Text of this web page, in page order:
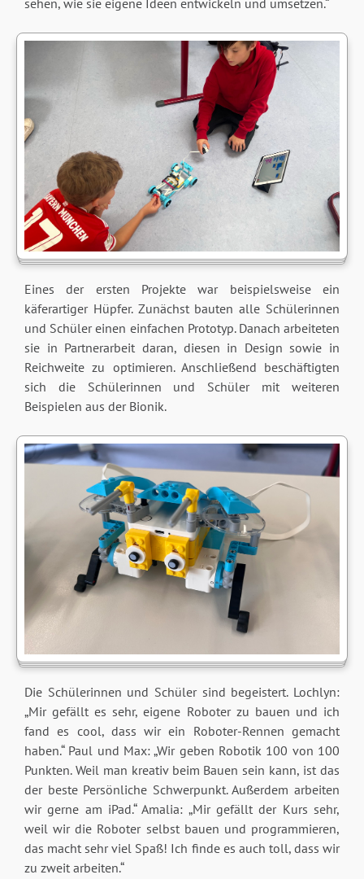
sehen, wie sie eigene Ideen entwickeln und umsetzen.“
Eines der ersten Projekte war beispielsweise ein
käferartiger Hüpfer. Zunächst bauten alle Schülerinnen
und Schüler einen einfachen Prototyp. Danach arbeiteten
sie in Partnerarbeit daran, diesen in Design sowie in
Reichweite zu optimieren. Anschließend beschäftigten
sich die Schülerinnen und Schüler mit weiteren
Beispielen aus der Bionik.
Die Schülerinnen und Schüler sind begeistert. Lochlyn:
„Mir gefällt es sehr, eigene Roboter zu bauen und ich
fand es cool, dass wir ein Roboter-Rennen gemacht
haben.“ Paul und Max: „Wir geben Robotik 100 von 100
Punkten. Weil man kreativ beim Bauen sein kann, ist das
der beste Persönliche Schwerpunkt. Außerdem arbeiten
wir gerne am iPad.“ Amalia: „Mir gefällt der Kurs sehr,
weil wir die Roboter selbst bauen und programmieren,
das macht sehr viel Spaß! Ich finde es auch toll, dass wir
zu zweit arbeiten.“